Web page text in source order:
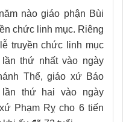
nào giáo phận Bùi
chức linh mục. Riêng
truyền chức linh mục
thứ nhất vào ngày
Thể, giáo xứ Báo
thứ hai vào ngày
Phạm Rỵ cho 6 tiến